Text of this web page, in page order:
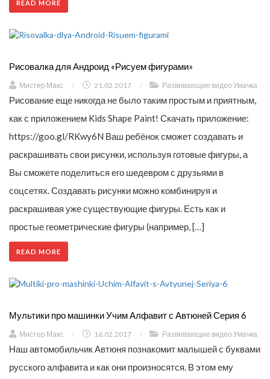
READ MORE
Рисовалка для Андроид «Рисуем фигурами»
Мистер Макс / 21.02.2017 / Развивающие видео Умачка
Рисование еще никогда не было таким простым и приятным,
как с приложением Kids Shape Paint! Скачать приложение:
https://goo.gl/RKwy6N Ваш ребёнок сможет создавать и
раскрашивать свои рисунки, используя готовые фигуры, а
Вы сможете поделиться его шедевром с друзьями в
соцсетях. Создавать рисунки можно комбинируя и
раскрашивая уже существующие фигуры. Есть как и
простые геометрические фигуры (например, […]
READ MORE
Мультики про машинки Учим Алфавит с Автюней Серия 6
Мистер Макс / 16.02.2017 / Развивающие видео Умачка
Наш автомобильчик Автюня познакомит малышей с буквами
русского алфавита и как они произносятся. В этом ему